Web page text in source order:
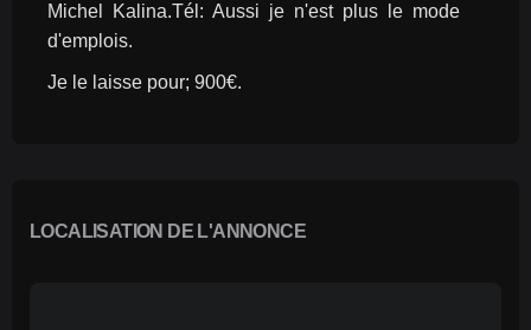
Michel Kalina.Tél: Aussi je n'est plus le mode
d'emplois.
Je le laisse pour; 900€.
LOCALISATION DE L'ANNONCE